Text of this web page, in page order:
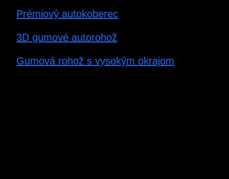
Prémiový autokoberec
3D gumové autorohož
Gumová rohož s vysokým okrajom